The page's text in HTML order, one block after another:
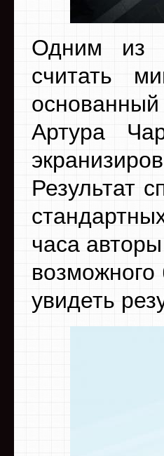
Одним из
считать
Артура
Результат
часа
увидеть